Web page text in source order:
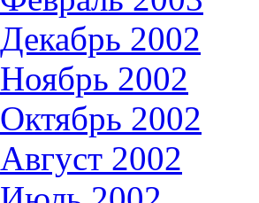
2002
2002
2002
2002